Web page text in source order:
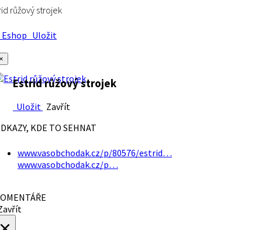
růžový strojek
Uložit
Estrid růžový strojek
Uložit Zavřít
KDE TO SEHNAT
www.vasobchodak.cz/p/80576/estrid…
www.vasobchodak.cz/p…